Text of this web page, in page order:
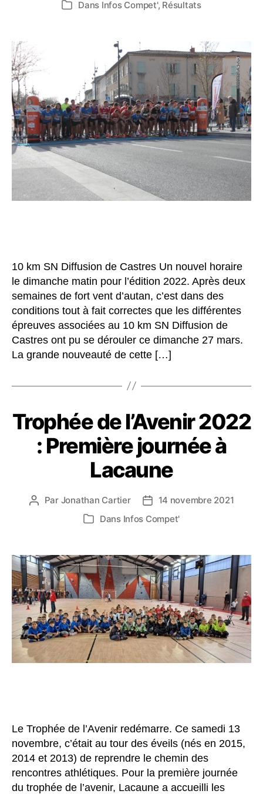
l’article
l’article
Catégories
Dans Infos Compet', Résultats
10 km SN Diffusion de Castres Un nouvel horaire
le dimanche matin pour l’édition 2022. Après deux
semaines de fort vent d’autan, c’est dans des
conditions tout à fait correctes que les différentes
épreuves associées au 10 km SN Diffusion de
Castres ont pu se dérouler ce dimanche 27 mars.
La grande nouveauté de cette […]
Trophée de l’Avenir 2022
: Première journée à
Lacaune
Auteur
Par Jonathan Cartier
Date
de
l’article
14 novembre 2021
Catégories
Dans Infos Compet'
Le Trophée de l’Avenir redémarre. Ce samedi 13
novembre, c’était au tour des éveils (nés en 2015,
2014 et 2013) de reprendre le chemin des
rencontres athlétiques. Pour la première journée
du trophée de l’avenir, Lacaune a accueilli les